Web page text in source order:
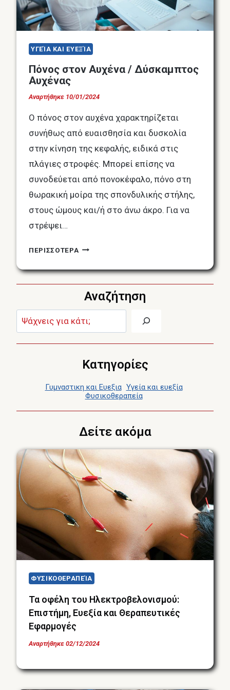
ΥΓΕΊΑ ΚΑΙ ΕΥΕΞΊΑ
Πόνος στον Αυχένα / Δύσκαμπτος
Αυχένας
Αναρτήθηκε 10/01/2024
Ο πόνος στον αυχένα χαρακτηρίζεται
συνήθως από ευαισθησία και δυσκολία
στην κίνηση της κεφαλής, ειδικά στις
πλάγιες στροφές. Μπορεί επίσης να
συνοδεύεται από πονοκέφαλο, πόνο στη
θωρακική μοίρα της σπονδυλικής στήλης,
στους ώμους και/ή στο άνω άκρο. Για να
στρέψει…
ΠΕΡΙΣΣΟΤΕΡΑ ΠΌΝΟΣ
ΑΥΧΈΝΑ
/
ΔΎΣΚΑΜΠΤΟΣ
ΑΥΧΈΝΑΣ
Αναζήτηση
Αναζήτηση:
Κατηγορίες
Γυμναστικη και Ευεξια Υγεία και ευεξία
Φυσικοθεραπεία
Δείτε ακόμα
ΦΥΣΙΚΟΘΕΡΑΠΕΊΑ
Τα οφέλη του Ηλεκτροβελονισμού:
Επιστήμη, Ευεξία και Θεραπευτικές
Εφαρμογές
Αναρτήθηκε 02/12/2024